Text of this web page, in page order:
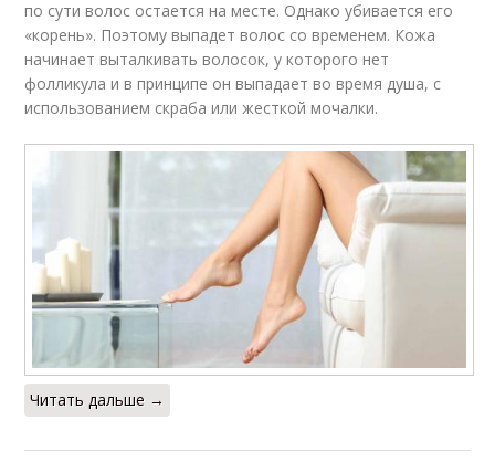
по сути волос остается на месте. Однако убивается его
«корень». Поэтому выпадет волос со временем. Кожа
начинает выталкивать волосок, у которого нет
фолликула и в принципе он выпадает во время душа, с
использованием скраба или жесткой мочалки.
Читать дальше →